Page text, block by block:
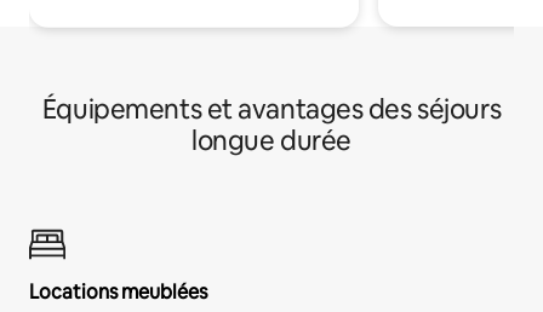
Équipements et avantages des séjours
longue durée
Locations meublées